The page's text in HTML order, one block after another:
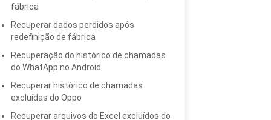
fábrica
Recuperar dados perdidos após
redefinição de fábrica
Recuperação do histórico de chamadas
do WhatApp no ​​Android
Recuperar histórico de chamadas
excluídas do Oppo
Recuperar arquivos do Excel excluídos do